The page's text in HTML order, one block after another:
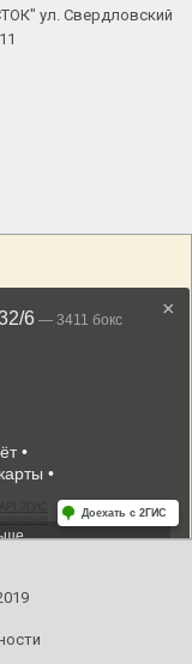
ул. Свердловский